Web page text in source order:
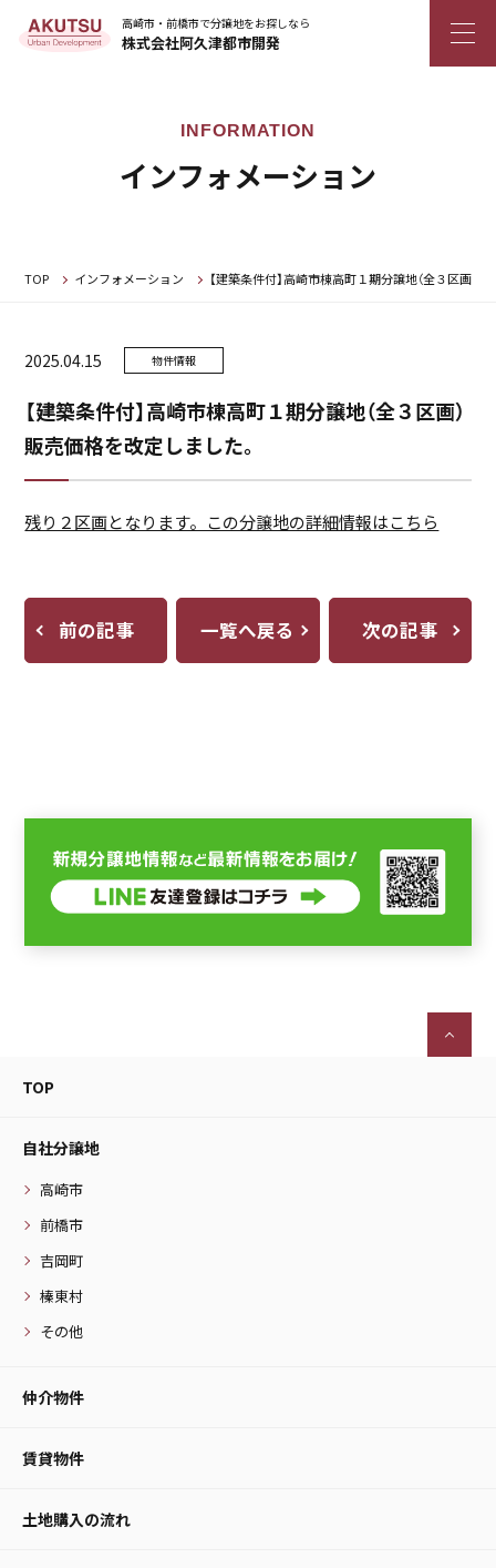
高崎市・前橋市で分譲地をお探しなら
株式会社阿久津都市開発
インフォメーション
TOP インフォメーション 【建築条件付】高崎市棟高町１期分譲地（全３区画）
2025.04.15 物件情報
【建築条件付】高崎市棟高町１期分譲地（全３区画）
販売価格を改定しました。
残り２区画となります。この分譲地の詳細情報はこちら
前の記事 一覧へ戻る 次の記事
TOP
自社分譲地
高崎市
前橋市
吉岡町
榛東村
その他
仲介物件
賃貸物件
土地購入の流れ